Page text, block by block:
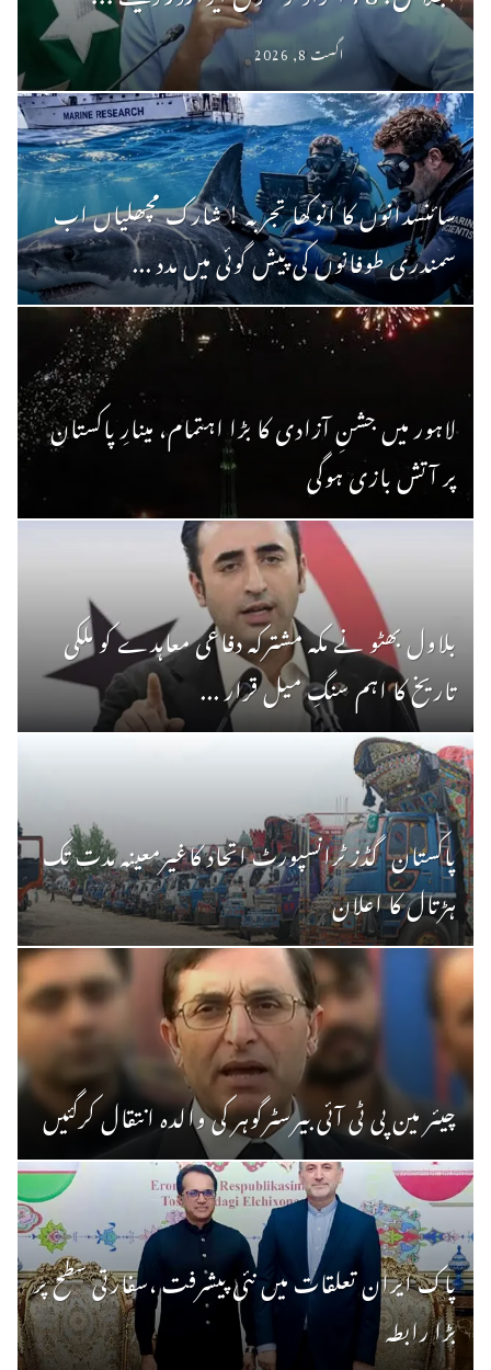
اگست 8, 2026
سائنسدانوں کا انوکھا تجربہ ! شارک مچھلیاں اب
سمندری طوفانوں کی پیش گوئی میں مدد ...
لاہور میں جشنِ آزادی کا بڑا اہتمام، مینارِ پاکستان
پر آتش بازی ہوگی
بلاول بھٹو نے مکہ مشترکہ دفاعی معاہدے کو ملکی
تاریخ کا اہم سنگِ میل قرار ...
پاکستان گڈز ٹرانسپورٹ اتحاد کاغیرمعینہ مدت تک
ہڑتال کا اعلان
چیئر مین پی ٹی آئی بیرسٹرگوہر کی والدہ انتقال کرگئیں
پاک ایران تعلقات میں نئی پیشرفت ،سفارتی سطح پر
بڑا رابطہ